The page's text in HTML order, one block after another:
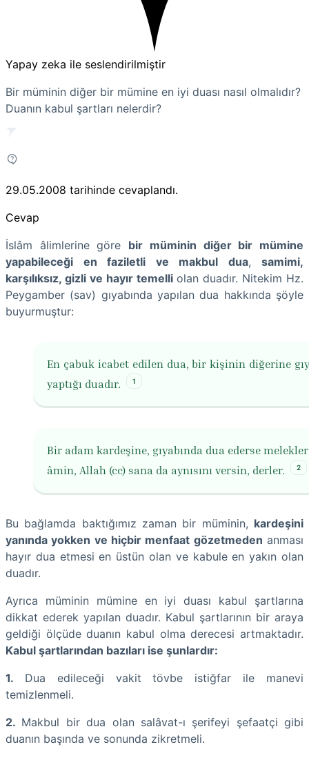
Yapay zeka ile seslendirilmiştir
Bir müminin diğer bir mümine en iyi duası nasıl olmalıdır?
Duanın kabul şartları nelerdir?
29.05.2008 tarihinde cevaplandı.
Cevap
İslâm âlimlerine göre bir müminin diğer bir mümine
yapabileceği en faziletli ve makbul dua, samimi,
karşılıksız, gizli ve hayır temelliolan duadır. Nitekim Hz.
Peygamber (sav) gıyabında yapılan dua hakkında şöyle
buyurmuştur:
En çabuk icabet edilen dua, bir kişinin diğerine
yaptığı duadır.
1
Bir adam kardeşine, gıyabında dua ederse
âmin, Allah (cc) sana da aynısını versin, derler.
2
Bu bağlamda baktığımız zaman bir müminin, kardeşini
yanında yokken ve hiçbir menfaat gözetmeden anması
hayır dua etmesi en üstün olan ve kabule en yakın olan
duadır.
Ayrıca müminin mümine en iyi duası kabul şartlarına
dikkat ederek yapılan duadır. Kabul şartlarının bir araya
geldiği ölçüde duanın kabul olma derecesi artmaktadır.
Kabul şartlarından bazıları ise şunlardır:
1. Dua edileceği vakit tövbe istiğfar ile manevi
temizlenmeli.
2. Makbul bir dua olan salâvat-ı şerifeyi şefaatçi gibi
duanın başında ve sonunda zikretmeli.